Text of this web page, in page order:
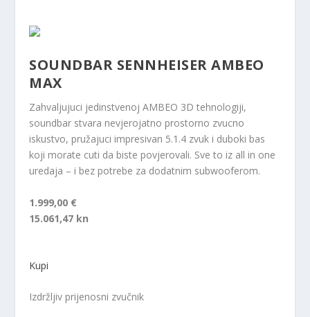
SOUNDBAR SENNHEISER AMBEO
MAX
Zahvaljujuci jedinstvenoj AMBEO 3D tehnologiji,
soundbar stvara nevjerojatno prostorno zvucno
iskustvo, pružajuci impresivan 5.1.4 zvuk i duboki bas
koji morate cuti da biste povjerovali. Sve to iz all in one
uredaja – i bez potrebe za dodatnim subwooferom.
1.999,00 €
15.061,47 kn
Kupi
Izdržljiv prijenosni zvučnik